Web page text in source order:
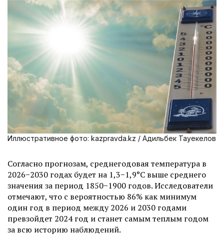
Иллюстративное фото: kazpravda.kz / Адильбек Тауекелов
Согласно прогнозам, среднегодовая температура в
2026−2030 годах будет на 1,3−1,9°C выше среднего
значения за период 1850−1900 годов. Исследователи
отмечают, что с вероятностью 86% как минимум
один год в период между 2026 и 2030 годами
превзойдет 2024 год и станет самым теплым годом
за всю историю наблюдений.